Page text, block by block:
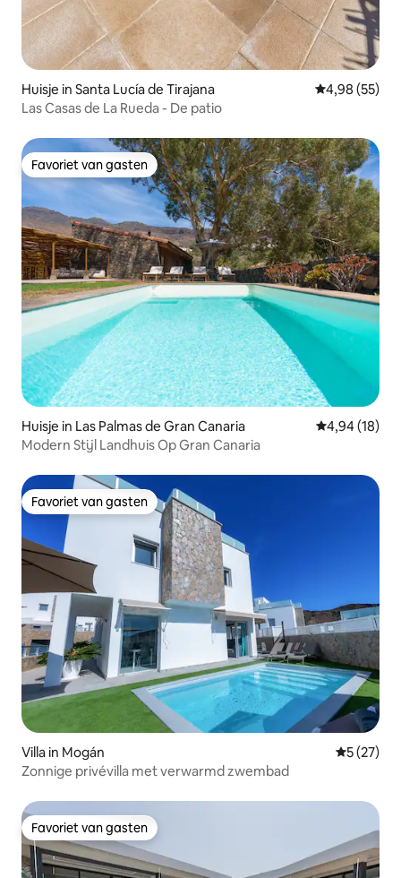
Huisje in Santa Lucía de Tirajana Gemiddelde
4,98 (55)
Las Casas de La Rueda - De patio
Favoriet van gasten
Favoriet van gasten
Huisje in Las Palmas de Gran Canaria Gemiddelde
4,94 (18)
Modern Stijl Landhuis Op Gran Canaria
Favoriet van gasten
Favoriet van gasten
Villa in Mogán
5 (27)
Zonnige privévilla met verwarmd zwembad
Favoriet van gasten
Favoriet van gasten